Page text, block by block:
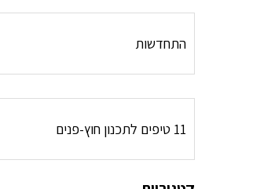
התחדשות
11 טיפים לתכנון חוץ-פנים